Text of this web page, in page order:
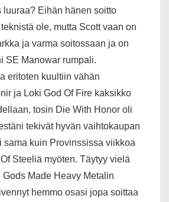
luuraa? Eihän hänen soitto
ole, mutta Scott vaan on
ja varma soitossaan ja on
SE Manowar rumpali.
eritoten kuultiin vähän
ja Loki God Of Fire kaksikko
tosin Die With Honor oli
tekivät hyvän vaihtokaupan
sama kuin Provinssissa viikkoa
Steeliä myöten. Täytyy vielä
Gods Made Heavy Metalin
hemmo osasi jopa soittaa